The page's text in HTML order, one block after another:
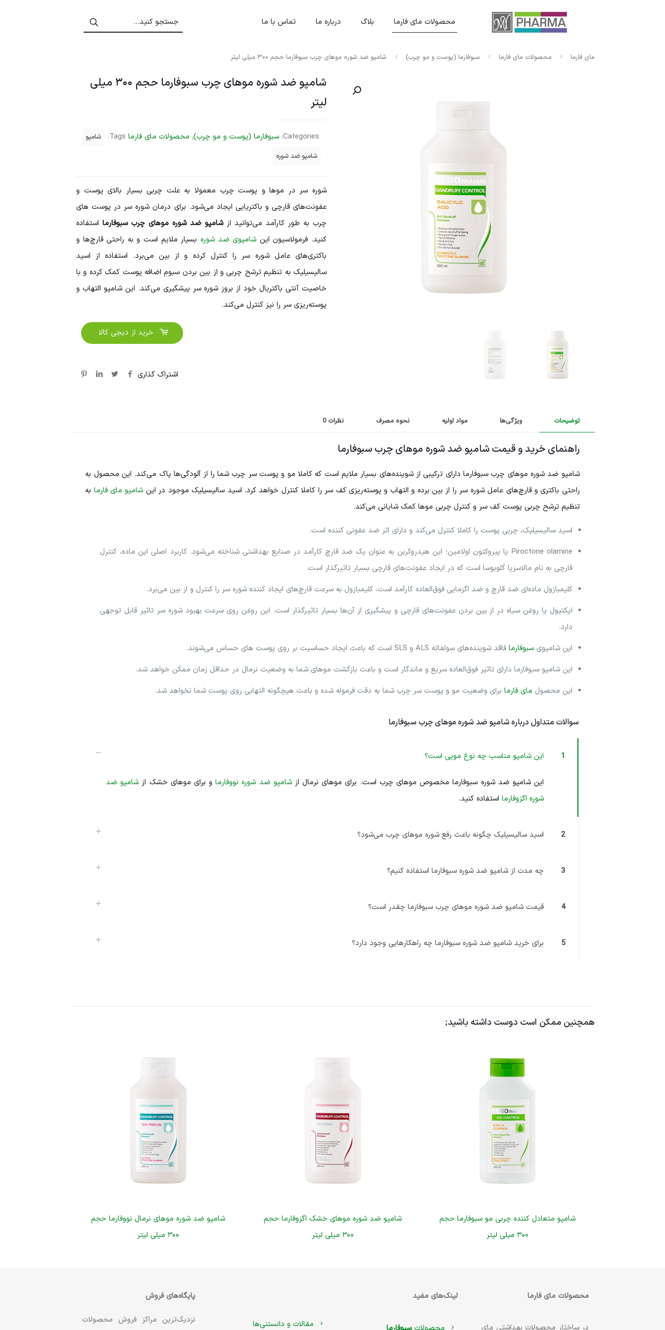
محصولات مای فارما بلاگ درباره ما تماس با ما
مای فارما محصولات مای فارما سبوفارما (پوست و مو چرب) شامپو ضد شوره موهای چرب سبوفارما حجم ۳۰۰ میلی لیتر
شامپو ضد شوره موهای چرب سبوفارما حجم ۳۰۰ میلی
لیتر
شوره سر در موها و پوست چرب معمولا به علت چربی بسیار بالای پوست و
عفونت‌های قارچی و باکتریایی ایجاد می‌شود. برای درمان شوره سر در پوست‌ های
چرب به طور کارآمد می‌توانید ازشامپو ضد شوره موهای چرب سبوفارما استفاده
کنید. فرمولاسیون این شامپوی ضد شوره بسیار ملایم است و به راحتی قارچ‌ها و
باکتری‌های عامل شوره سر را کنترل کرده و از بین می‌برد. استفاده از اسید
سالیسیلیک به تنظیم ترشح چربی و از بین بردن سبوم اضافه پوست کمک کرده و با
خاصیت آنتی باکتریال خود از بروز شوره سر پیشگیری می‌کند. این شامپو التهاب و
پوسته‌ریزی سر را نیز کنترل می‌کند.
خرید از دیجی کالا
Categories: سبوفارما (پوست و مو چرب), محصولات مای فارما Tags:
شامپو
شامپو ضد شوره
اشتراک گذاری
توضیحات ویژگی‌ها مواد اولیه نحوه مصرف نظرات0
راهنمای خرید و قیمت شامپو ضد شوره موهای چرب سبوفارما
شامپو ضد شوره موهای چرب سبوفارما دارای ترکیبی از شوینده‌های بسیار ملایم است که کاملا مو و پوست سر چرب شما را از آلودگی‌ها پاک می‌کند. این محصول به
راحتی باکتری و قارچ‌های عامل شوره سر را از بین برده و التهاب و پوسته‌ریزی کف سر را کاملا کنترل خواهد کرد. اسید سالیسیلیک موجود در این شامپو مای فارما به
تنظیم ترشح چربی پوست کف سر و کنترل چربی موها کمک شایانی می‌کند.
اسید سالیسیلیک، چربی پوست را کاملا کنترل می‌کند و دارای اثر ضد عفونی کننده است.
Piroctone olamine یا پیروکتون اولامین؛ این هیدروکربن به عنوان یک ضد قارچ کارآمد در صنایع بهداشتی شناخته می‌شود. کاربرد اصلی این ماده، کنترل
قارچی به نام مالاسزیا گلوبوسا است که در ایجاد عفونت‌های قارچی بسیار تاثیرگذار است.
کلیمبازول ماده‌ای ضد قارچ و ضد اگزمایی فوق‌العاده کارآمد است، کلیمبازول به سرعت قارچ‌های ایجاد کننده شوره سر را کنترل و از بین می‌برد.
ایکتیول یا روغن سیاه در از بین بردن عفونت‌های قارچی و پیشگیری از آن‌ها بسیار تاثیرگذار است. این روغن روی سرعت بهبود شوره سر تاثیر قابل توجهی
دارد.
این شامپویسبوفارما فاقد شوینده‌های سولفاته ALS و SLS است که باعث ایجاد حساسیت بر روی پوست های حساس می‌شوند.
این شامپو سبوفارما دارای تاثیر فوق‌العاده سریع و ماندگار است و باعث بازگشت موهای شما به وضعیت نرمال در حداقل زمان ممکن خواهد شد.
این محصول مای فارما برای وضعیت مو و پوست سر چرب شما به دقت فرموله شده و باعث هیچگونه التهابی روی پوست شما نخواهد شد.
سوالات متداول درباره شامپو ضد شوره موهای چرب سبوفارما
1 این شامپو مناسب چه نوع مویی است؟
این شامپو ضد شوره سبوفارما مخصوص موهای چرب است. برای موهای نرمال ازشامپو ضد شوره نووفارماو برای موهای خشک از شامپو ضد
شوره اگزوفارما استفاده کنید.
2 اسید سالیسیلیک چگونه باعث رفع شوره موهای چرب می‌شود؟
3 چه مدت از شامپو ضد شوره سبوفارما استفاده کنیم؟
4 قیمت شامپو ضد شوره موهای چرب سبوفارما چقدر است؟
5 برای خرید شامپو ضد شوره سبوفارما چه راهکارهایی وجود دارد؟
همچنین ممکن است دوست داشته باشید;
شامپو متعادل کننده چربی مو سبوفارما حجم
۳۰۰ میلی لیتر
شامپو ضد شوره موهای خشک اگزوفارما حجم
۳۰۰ میلی لیتر
شامپو ضد شوره موهای نرمال نووفارما حجم
۳۰۰ میلی لیتر
محصولات مای فارما
در ساختار محصولات بهداشتی مای
لینک‌های مفید
مقالات و دانستنی‌ها
پایگاه‌های فروش
نزدیک‌ترین مراکز فروش محصولات